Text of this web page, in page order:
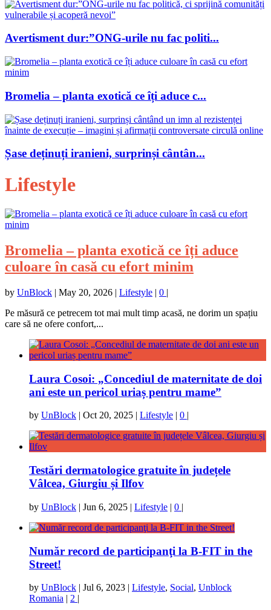
Avertisment dur:”ONG-urile nu fac politi...
Bromelia – planta exotică ce îți aduce c...
Șase deținuți iranieni, surprinși cântân...
Lifestyle
Bromelia – planta exotică ce îți aduce
culoare în casă cu efort minim
by UnBlock | May 20, 2026 | Lifestyle | 0 |
Pe măsură ce petrecem tot mai mult timp acasă, ne dorim un spațiu
care să ne ofere confort,...
Laura Cosoi: „Concediul de maternitate de doi
ani este un pericol uriaș pentru mame”
by UnBlock | Oct 20, 2025 | Lifestyle | 0 |
Testări dermatologice gratuite în județele
Vâlcea, Giurgiu și Ilfov
by UnBlock | Jun 6, 2025 | Lifestyle | 0 |
Număr record de participanţi la B-FIT in the
Street!
by UnBlock | Jul 6, 2023 | Lifestyle, Social, Unblock
Romania | 2 |